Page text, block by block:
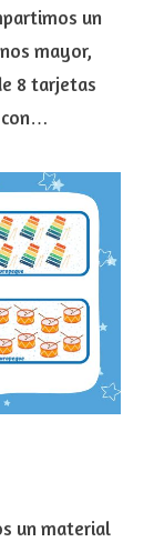
un
mayor,
8 tarjetas
con…
un material